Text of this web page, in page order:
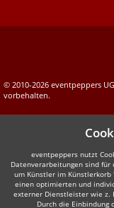
© 2010-2026 eventpeppers
vorbehalten.
eventpeppers nutzt
Datenverarbeitungen sind für
um Künstler im Künstlerkorb
einen optimierten und
externer Dienstleister wie z.
Durch die Einbindung